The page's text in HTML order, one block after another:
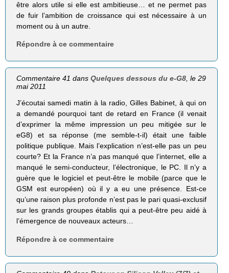
être alors utile si elle est ambitieuse… et ne permet pas
de fuir l’ambition de croissance qui est nécessaire à un
moment ou à un autre.
Répondre à ce commentaire
Commentaire 41 dansQuelques dessous du e-G8, le 29
mai 2011
J’écoutai samedi matin à la radio, Gilles Babinet, à qui on
a demandé pourquoi tant de retard en France (il venait
d’exprimer la même impression un peu mitigée sur le
eG8) et sa réponse (me semble-t-il) était une faible
politique publique. Mais l’explication n’est-elle pas un peu
courte? Et la France n’a pas manqué que l’internet, elle a
manqué le semi-conducteur, l’électronique, le PC. Il n’y a
guère que le logiciel et peut-être le mobile (parce que le
GSM est européen) où il y a eu une présence. Est-ce
qu’une raison plus profonde n’est pas le pari quasi-exclusif
sur les grands groupes établis qui a peut-être peu aidé à
l’émergence de nouveaux acteurs…
Répondre à ce commentaire